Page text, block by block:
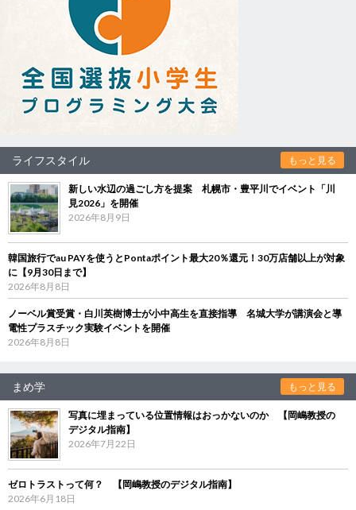
ライフスタイル もっと見る
新しい水辺の過ごし方を提案 札幌市・豊平川でイベント「川
見2026」を開催
2026年8月9日
韓国旅行でau PAYを使うとPontaポイント最大20％還元！30万店舗以上が対象
に【9月30日まで】
2026年8月8日
ノーベル賞受賞・白川英樹博士が小中高生を直接指導 名城大学が講演会と導
電性プラスチック実験イベントを開催
2026年8月8日
まめ学 もっと見る
写真に埋まっている位置情報はおっかないのか 【岡嶋教授の
デジタル指南】
2026年7月22日
ゼロトラストって何？ 【岡嶋教授のデジタル指南】
2026年6月18日